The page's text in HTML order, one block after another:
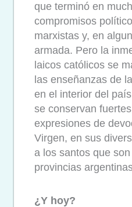
que terminó en
compromisos
marxistas y, en
armada. Pero la
laicos católicos se
las enseñanzas de
en el interior del
se conservan
expresiones de
Virgen, en sus
a los santos que
provincias
¿Y hoy?